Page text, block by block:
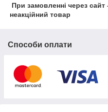
При замовленні через сайт
неакційний товар
Способи оплати